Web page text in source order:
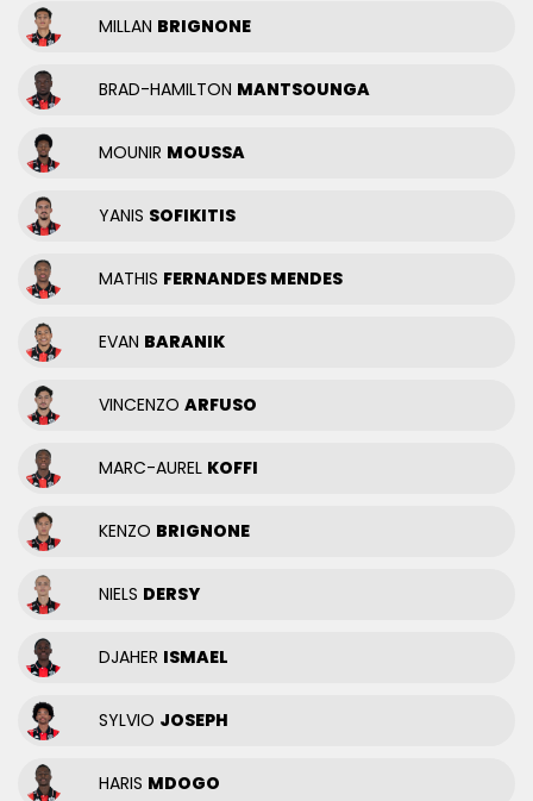
MILLAN BRIGNONE
BRAD-HAMILTON MANTSOUNGA
MOUNIR MOUSSA
YANIS SOFIKITIS
MATHIS FERNANDES MENDES
EVAN BARANIK
VINCENZO ARFUSO
MARC-AUREL KOFFI
KENZO BRIGNONE
NIELS DERSY
DJAHER ISMAEL
SYLVIO JOSEPH
HARIS MDOGO